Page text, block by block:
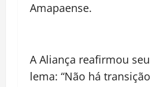
Amapaense.
A Aliança reafirmou seu
lema: “Não há transição